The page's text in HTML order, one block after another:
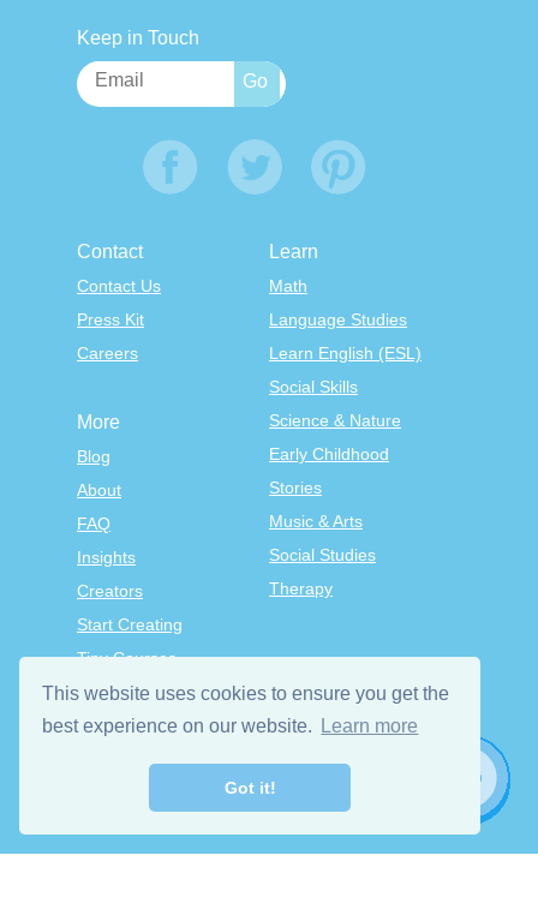
This website uses cookies to ensure you get the
best experience on our website.
Learn more
Got it!
Keep in Touch
Contact
Contact Us
Press Kit
Careers
Learn
Math
Language Studies
Learn English (ESL)
Social Skills
Science & Nature
Early Childhood
Stories
Music & Arts
Social Studies
Therapy
More
Blog
About
FAQ
Insights
Creators
Start Creating
Tiny Courses
TinyTap Premium
Terms & Conditions